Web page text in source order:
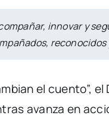
innovar y
el cuento”,
avanza en